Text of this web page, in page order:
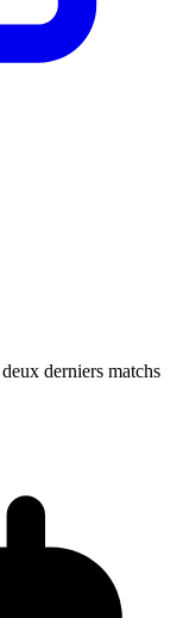
derniers matchs